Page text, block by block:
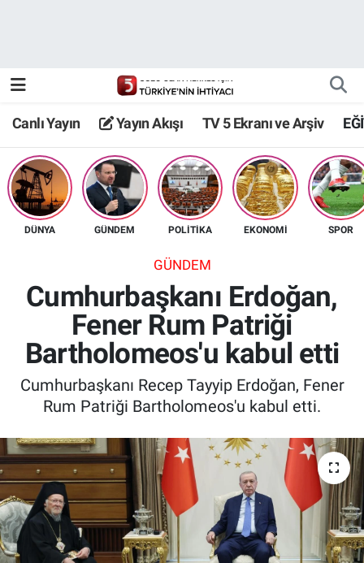
Canlı Yayın Yayın Akışı TV 5 Ekranı ve Arşiv
DÜNYA GÜNDEM POLİTİKA EKONOMİ SPOR
GÜNDEM
Cumhurbaşkanı Erdoğan,
Fener Rum Patriği
Bartholomeos'u kabul etti
Cumhurbaşkanı Recep Tayyip Erdoğan, Fener
Rum Patriği Bartholomeos'u kabul etti.
TV 5 Ekranı ve Arşiv